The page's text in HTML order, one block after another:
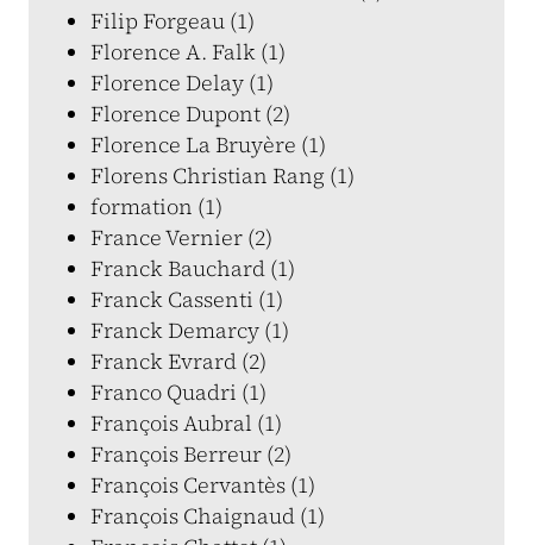
Filip Forgeau (1)
Florence A. Falk (1)
Florence Delay (1)
Florence Dupont (2)
Florence La Bruyère (1)
Florens Christian Rang (1)
formation (1)
France Vernier (2)
Franck Bauchard (1)
Franck Cassenti (1)
Franck Demarcy (1)
Franck Evrard (2)
Franco Quadri (1)
François Aubral (1)
François Berreur (2)
François Cervantès (1)
François Chaignaud (1)